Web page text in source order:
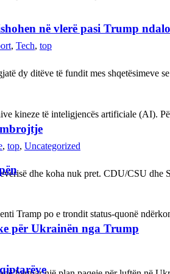
në vlerë pasi Trump
dy ditëve të fundit mes shqetësimeve
dhe koha nuk pret. CDU/CSU
për Ukrainën nga Trump
, Tech, top
kineze të inteligjencës artificiale (AI).
, top, Uncategorized
Tramp po e trondit status-quonë